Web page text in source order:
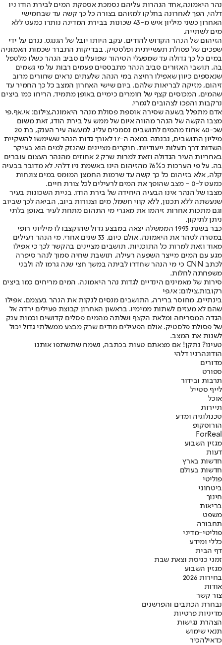
נהר היאמונה,אחד הנהרות עליהם נסמכת אספקת המים לבירת הודו ניו
דלהי, הפך לאחרונה בחלקו למזוהם בצורה כל כך קשה עד שבחמישי
האחרון כשני מיליון איש מ-43 שכונות בבירת המדינה נותרו כמעט ללא
מים לשתייה.
הזיהום של הנהר הקדוש להודים, עקב היותו יובל של הגנגס, נגרם על ידי
שפכים של פסולת תעשייתית ופלסטיק. בבדיקות התברר שכמות האמוניה
במים כל כך גדולה עד שמפעלי הטיהור שפועלים סביב הנהר כשלו מלטפל
בה. תושבי האזורים סביב הנהר מתבססים פעמים רבות על מי גשמים
שנאספים כיוון שאפילו רחיצה במי הנהר, שלעתים נראים שחורים מרוב
זיהום, מזיקה לבריאות שלהם. ביום שישי האחרון המצב כל כך החמיר עד
שהמים, המכוסים קצף של חומרים כימיים באופן מתמיד, הריחו כמו ביצים
נרקבות והפכו לצהובים לגמרי.
אדם מתפלל בשעה שסירה אוספת פסולת מנהר היאמונה,צילום: אי.אף.פי
מצבו הקשה של הנהר מהווה איום של ממש על בירת הודו, זאת משום
שכ-40 אחוז מהמים לתושבים נסמכים עליו. למעשה עיר הענק, בת 20
מיליון התושבים, נבנתה במאה ה-17 לאורך גדות הנהר ששימשו להשקיית
השדות דרך תעלות ייעודיות. חוקרים מציינים שהנזק למים הוא בעיקר
באחריות העיר הגדולה וזאת למרות שרק 2 אחוזים מהנהר העצום עוברים
בה. על פי הערכות כ76% מהזיהום הינו באשמת ניו דלהי. לא מדובר בבעיה
קלה, אלא בזיהום כל כך קשה עד שרמות החמצן המומס במים צונחות
כמעט ל-0 - מצב שהופך את המים לרעילים לכל צורת חיים.
מצבו של הנהר אינו הבעיה היחידה של בירת הודו. בניית השכונות בעיר
שנעשתה ללא תכנון, ללא קווי חשמל, מים וצנורות ביוב, הביאה לכך שביוב
וגם מתכות אחרות זיהמו את מאגרי מי התהום מתחת לעיר באופן בלתי
ניתן לתיקון.
כבר בשנת 1993 הממשלה יצאה במבצע גדול שהוקצבו לו מיליוני רופי
במטרה לטהר את היאמונה. אולם כיום, 33 שנים אחרי, מי הנהר רעילים
מאוד וזאת למרות כל התוכניות. תושבים מציינים בהקשר לכך כי אפילו
מגע עם המים מייצר השפעה רעילה. תושבת שחיה סמוך לנהר סיפרה
לכתב CNN כי מי הנהר שחדרו לביתה במשך חצי שנה גרמו לה ולבני
משפחתה לחלות.
סירות של מאמינים הינדיים לגדות נהר היאמונה. המים מריחים כמו ביצים
רקובות,צילום: אי.פי
בינתיים, מחוסר ברירה, התושבים מנסים לנקות את הנהר בעצמם, אפילו
שהם לא מעזים לשתות ממימיו. בראשון האחרון קבוצת פעילים ירדה אל
הגדה המסריחה ומלאת הקצף ושלתה מהמים פסלים קדושים וכמות ענק
של פסולת פלסטיק. אולם הפעילים מודים שרק מבצע ממשלתי גדול יכול
לשנות את המצב.
טעינו? נתקן! אם מצאתם טעות בכתבה, נשמח שתשתפו אותנו
הודונהרניו דלהי
מדורים
ספורט
תרבות ובידור
לייף סטייל
אוכל
תיירות
טכנולוגיה ומדע
הורוסקופ
ForReal
מגזין השבוע
דעות
חדשות בארץ
חדשות בעולם
פוליטי
ביטחוני
חינוך
בריאות
משפט
תחבורה
פוליטי-מדיני
כללי ומידע
דף הבית
זמני כניסת וצאת שבת
מגזין השבוע
בחירות 2026
אודות
צור קשר
נבחרת הכתבים והפרשנים
מדיניות פרטיות
הצהרת נגישות
תנאי שימוש
כדאילהכיר